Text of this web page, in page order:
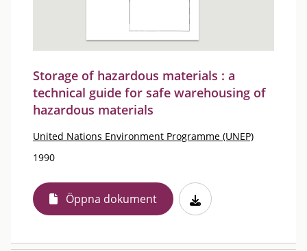
Storage of hazardous materials : a
technical guide for safe warehousing of
hazardous materials
United Nations Environment Programme (UNEP)
1990
Öppna dokument